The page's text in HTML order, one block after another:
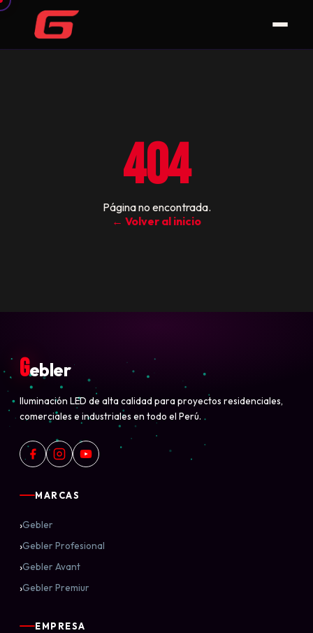
404
Página no encontrada.
← Volver al inicio
Gebler
Iluminación LED de alta calidad para proyectos residenciales,
comerciales e industriales en todo el Perú.
MARCAS
›Gebler
›Gebler Profesional
›Gebler Avant
›Gebler Premiur
EMPRESA